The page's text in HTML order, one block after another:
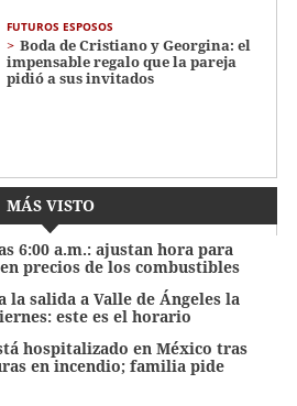
FUTUROS ESPOSOS
Boda de Cristiano y Georgina: el
impensable regalo que la pareja
pidió a sus invitados
MÁS VISTO
6:00 a.m.: ajustan hora para
precios de los combustibles
la salida a Valle de Ángeles la
este es el horario
hospitalizado en México tras
en incendio; familia pide